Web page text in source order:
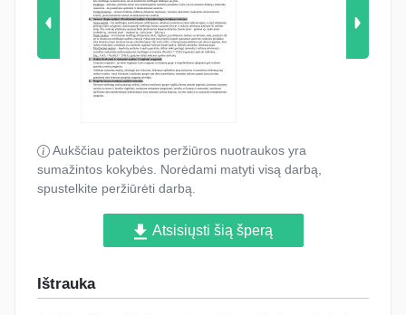
Aukščiau pateiktos peržiūros nuotraukos yra
sumažintos kokybės. Norėdami matyti visą darbą,
spustelkite peržiūrėti darbą.
Atsisiųsti šią šperą
Ištrauka